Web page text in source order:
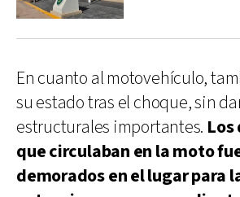
En cuanto al motovehículo,
su estado tras el choque, sin
estructurales importantes. Los
que circulaban en la moto
demorados en el lugar para